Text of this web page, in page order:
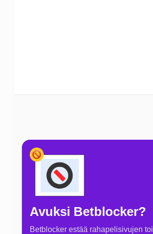
Avuksi Betblocker?
Betblocker estää rahapelisivujen